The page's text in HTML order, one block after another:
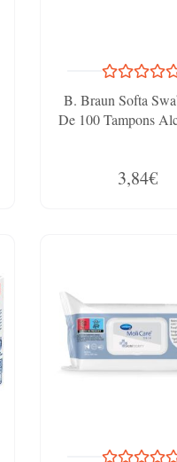
B. Braun Softa
De 100 Tampons
3,84€